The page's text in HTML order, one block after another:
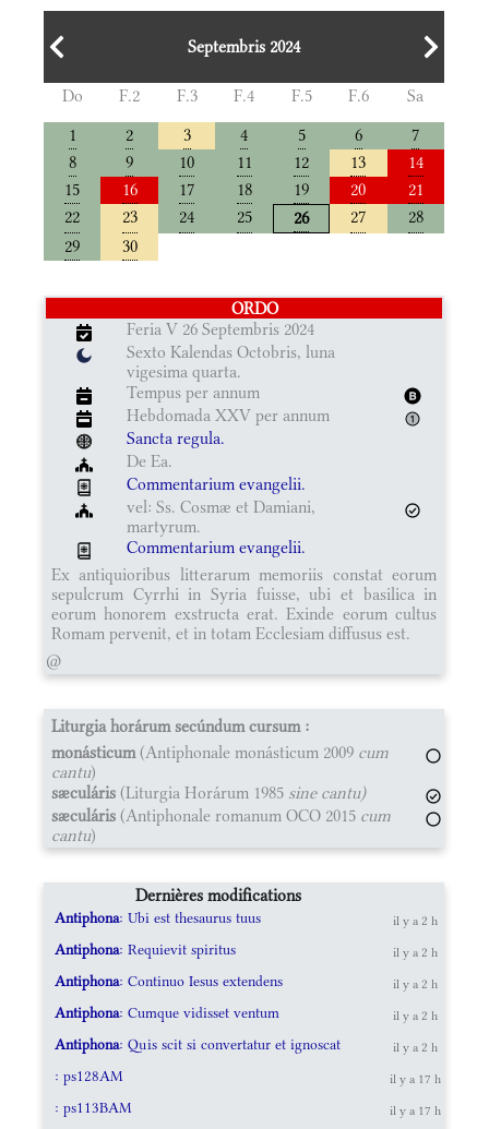
Septembris 2024
Do F.2 F.3 F.4 F.5 F.6
Sa
1
2 3 4 5 6
7
8
9 10 11 12 13
14
15
16 17 18 19 20
21
22
23 24 25 26 27
28
29
30
ORDO
Feria V 26 Septembris 2024
Sexto Kalendas Octobris, luna
vigesima quarta.
Tempus per annum
Hebdomada XXV per annum
Sancta regula.
De Ea.
Commentarium evangelii.
vel: Ss. Cosmæ et Damiani,
martyrum.
Commentarium evangelii.
Ex antiquioribus litterarum memoriis constat eorum
sepulcrum Cyrrhi in Syria fuisse, ubi et basilica in
eorum honorem exstructa erat. Exinde eorum cultus
Romam pervenit, et in totam Ecclesiam diffusus est.
@
Liturgia horárum secúndum cursum :
monásticum(Antiphonale monásticum 2009 cum
cantu)
sæculáris (Liturgia Horárum 1985 sine cantu)
sæculáris (Antiphonale romanum OCO 2015 cum
cantu)
Dernières modifications
Antiphona: Ubi est thesaurus tuus il y a 2 h
Antiphona: Requievit spiritus il y a 2 h
Antiphona: Continuo Iesus extendens il y a 2 h
Antiphona: Cumque vidisset ventum il y a 2 h
Antiphona: Quis scit si convertatur et ignoscat il y a 2 h
: ps128AM il y a 17 h
: ps113BAM il y a 17 h